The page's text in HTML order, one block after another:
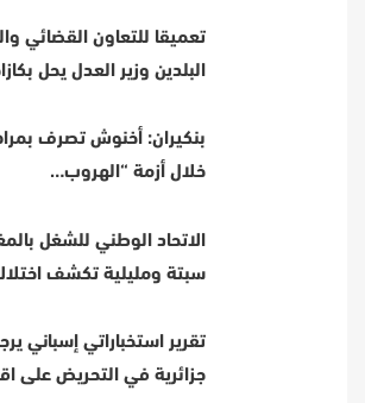
تعميقا للتعاون القضائي
البلدين وزير العدل يحل
بنكيران: أخنوش تصرف
خلال أزمة “الهروب…
الاتحاد الوطني للشغل
سبتة ومليلية تكشف
تقرير استخباراتي إسباني
جزائرية في التحريض على